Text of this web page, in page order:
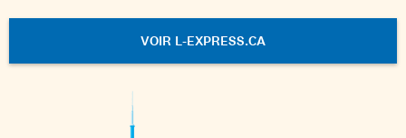
VOIR L-EXPRESS.CA